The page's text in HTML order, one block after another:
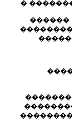
�
������